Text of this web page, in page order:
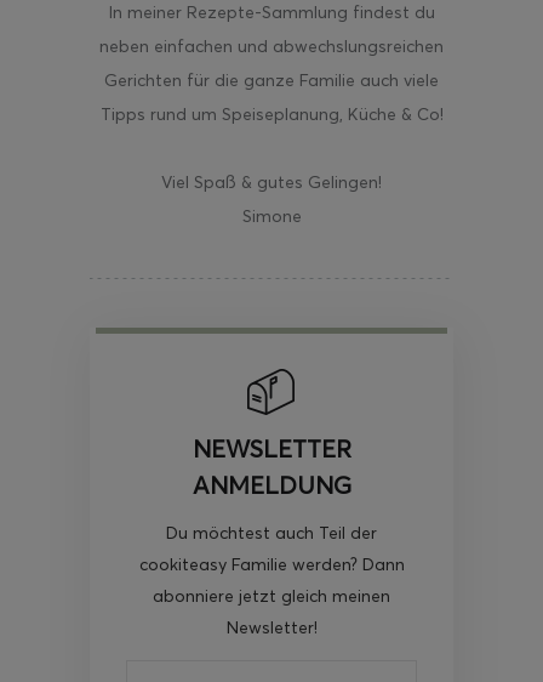
In meiner Rezepte-Sammlung findest du
neben einfachen und abwechslungsreichen
Gerichten für die ganze Familie auch viele
Tipps rund um Speiseplanung, Küche & Co!
Viel Spaß & gutes Gelingen!
Simone
NEWSLETTER
ANMELDUNG
Du möchtest auch Teil der
cookiteasy Familie werden? Dann
abonniere jetzt gleich meinen
Newsletter!